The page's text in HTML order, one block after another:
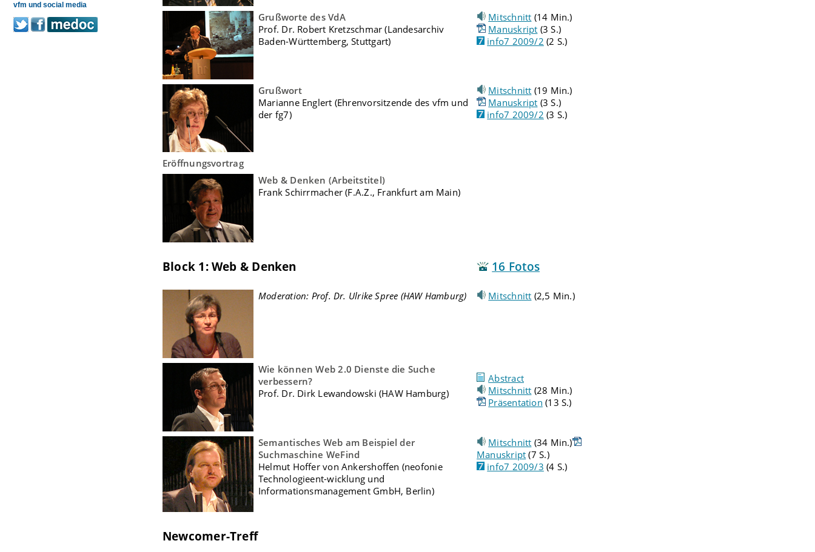
vfm und social media
Grußworte des VdA
Prof. Dr. Robert Kretzschmar (Landesarchiv
Baden-Württemberg, Stuttgart)
Mitschnitt (14 Min.)
Manuskript (3 S.)
info7 2009/2 (2 S.)
Grußwort
Marianne Englert (Ehrenvorsitzende des vfm und
der fg7)
Mitschnitt (19 Min.)
Manuskript (3 S.)
info7 2009/2 (3 S.)
Eröffnungsvortrag
Web & Denken (Arbeitstitel)
Frank Schirrmacher (F.A.Z., Frankfurt am Main)
Block 1: Web & Denken 16 Fotos
Moderation: Prof. Dr. Ulrike Spree (HAW Hamburg) Mitschnitt (2,5 Min.)
Wie können Web 2.0 Dienste die Suche
verbessern?
Prof. Dr. Dirk Lewandowski (HAW Hamburg)
Abstract
Mitschnitt (28 Min.)
Präsentation (13 S.)
Semantisches Web am Beispiel der
Suchmaschine WeFind
Helmut Hoffer von Ankershoffen (neofonie
Technologieent-wicklung und
Informationsmanagement GmbH, Berlin)
Mitschnitt (34 Min.)
Manuskript (7 S.)
info7 2009/3 (4 S.)
Newcomer-Treff